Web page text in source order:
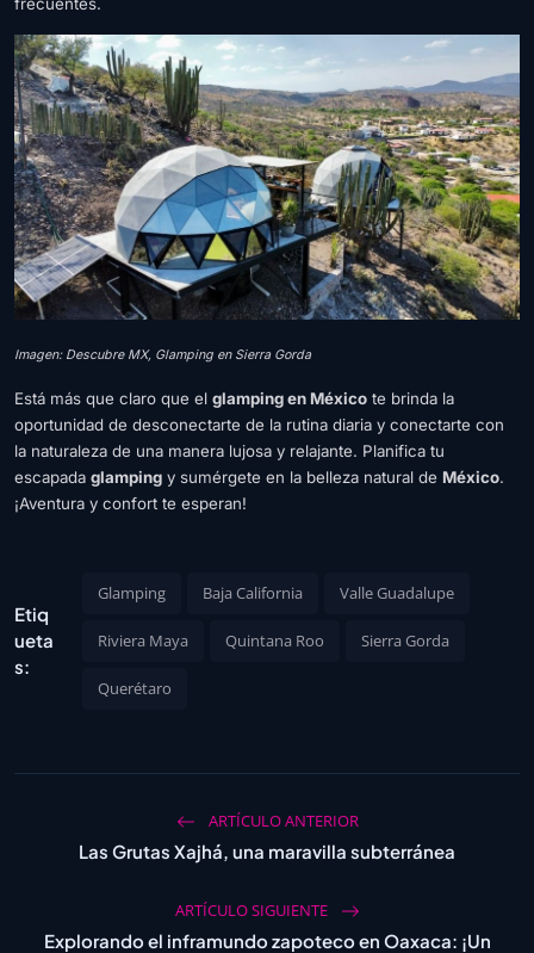
frecuentes.
Imagen: Descubre MX, Glamping en Sierra Gorda
Está más que claro que el glamping en México te brinda la
oportunidad de desconectarte de la rutina diaria y conectarte con
la naturaleza de una manera lujosa y relajante. Planifica tu
escapada glamping y sumérgete en la belleza natural de México.
¡Aventura y confort te esperan!
Etiq
ueta
s:
Glamping Baja California Valle Guadalupe
Riviera Maya Quintana Roo Sierra Gorda
Querétaro
ARTÍCULO ANTERIOR
Las Grutas Xajhá, una maravilla subterránea
ARTÍCULO SIGUIENTE
Explorando el inframundo zapoteco en Oaxaca: ¡Un